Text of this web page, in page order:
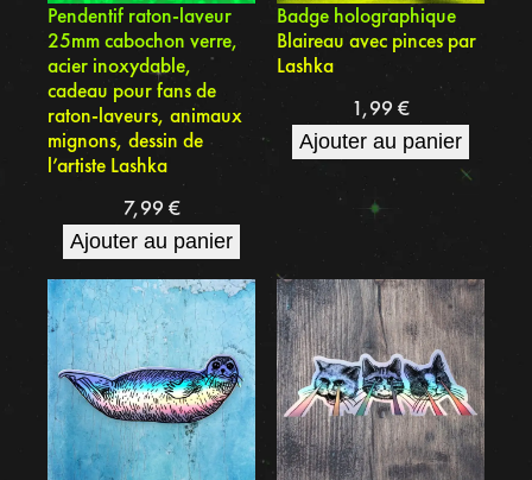
Pendentif raton-laveur
25mm cabochon verre,
acier inoxydable,
cadeau pour fans de
raton-laveurs, animaux
mignons, dessin de
l’artiste Lashka
7,99 €
Ajouter au panier
Badge holographique
Blaireau avec pinces par
Lashka
1,99 €
Ajouter au panier